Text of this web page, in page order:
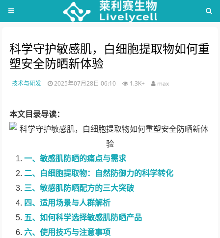
科学守护敏感肌，白细胞提取物如何重
塑安全防晒新体验
技术与研发 2025年07月28日 06:10 1.3K+ max
本文目录导读：
一、敏感肌防晒的痛点与需求
二、白细胞提取物：自然防御力的科学转化
三、敏感肌防晒配方的三大突破
四、适用场景与人群解析
五、如何科学选择敏感肌防晒产品
六、使用技巧与注意事项